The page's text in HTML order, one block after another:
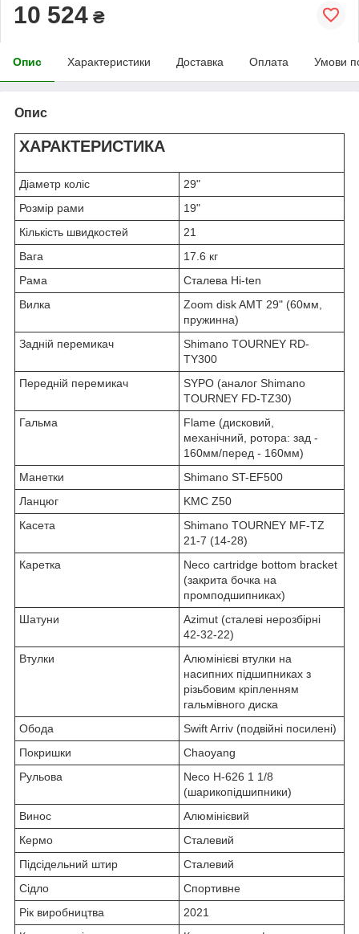
10 524 ₴
Опис Характеристики Доставка Оплата Умови
Опис
ХАРАКТЕРИСТИКА
Діаметр коліс
29"
Розмір рами
19"
Кількість швидкостей
21
Вага
17.6 кг
Рама
Сталева Hi-ten
Вилка
Zoom disk AMT 29" (60мм,
пружинна)
Задній перемикач
Shimano TOURNEY RD-
TY300
Передній перемикач
SYPO (аналог Shimano
TOURNEY FD-TZ30)
Гальма
Flame (дисковий,
механічний, ротора: зад -
160мм/перед - 160мм)
Манетки
Shimano ST-EF500
Ланцюг
KMC Z50
Касета
Shimano TOURNEY MF-TZ
21-7 (14-28)
Каретка
Necо cartridge bottom bracket
(закрита бочка на
промподшипниках)
Шатуни
Azimut (сталеві нерозбірні
42-32-22)
Втулки
Алюмінієві втулки на
насипних підшипниках з
різьбовим кріпленням
гальмівного диска
Обода
Swift Arriv (подвійні посилені)
Покришки
Chaoyang
Рульова
Neco H-626 1 1/8
(шарикопідшипники)
Винос
Алюмінієвий
Кермо
Сталевий
Підсідельний штир
Сталевий
Сідло
Спортивне
Рік виробництва
2021